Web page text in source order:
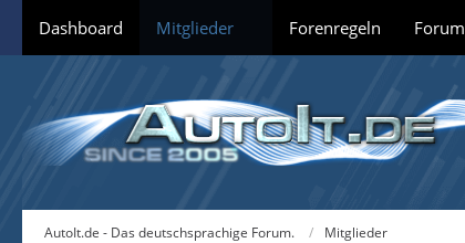
Dashboard Mitglieder Forenregeln Forum
AutoIt.de - Das deutschsprachige Forum. Mitglieder